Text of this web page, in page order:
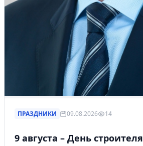
ПРАЗДНИКИ 09.08.2026 14
9 августа – День строителя